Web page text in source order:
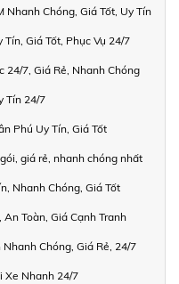
Nhanh Chóng, Giá Tốt, Uy Tín
Giá Tốt, Phục Vụ 24/7
24/7, Giá Rẻ, Nhanh Chóng
Tín 24/7
Phú Uy Tín, Giá Tốt
giá rẻ, nhanh chóng nhất
Nhanh Chóng, Giá Tốt
Toàn, Giá Cạnh Tranh
Chóng, Giá Rẻ, 24/7
Xe Nhanh 24/7